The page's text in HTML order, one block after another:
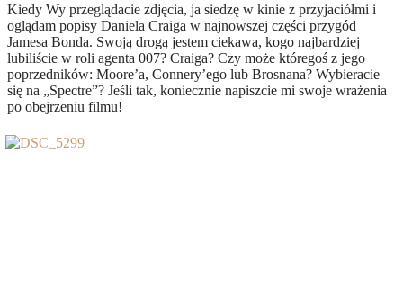
Kiedy Wy przeglądacie zdjęcia, ja siedzę w kinie z przyjaciółmi i
oglądam popisy Daniela Craiga w najnowszej części przygód
Jamesa Bonda. Swoją drogą jestem ciekawa, kogo najbardziej
lubiliście w roli agenta 007? Craiga? Czy może któregoś z jego
poprzedników: Moore’a, Connery’ego lub Brosnana? Wybieracie
się na „Spectre”? Jeśli tak, koniecznie napiszcie mi swoje wrażenia
po obejrzeniu filmu!